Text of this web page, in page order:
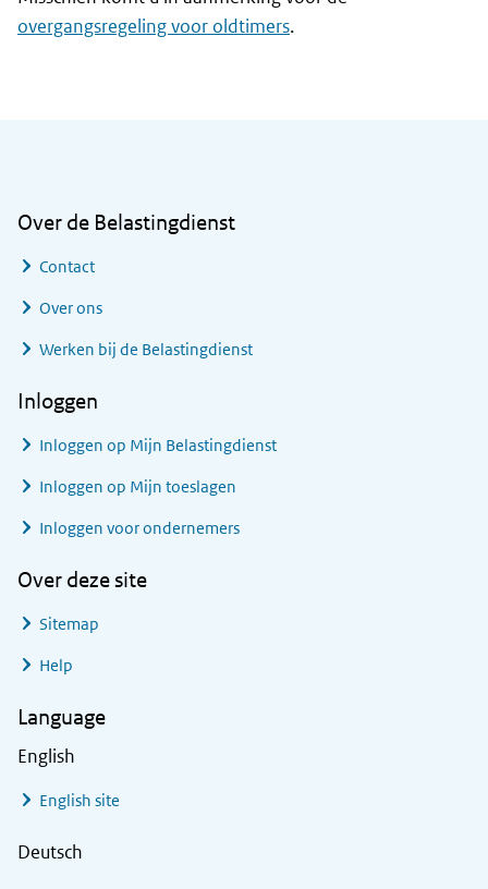
overgangsregeling voor oldtimers.
Over de Belastingdienst
Contact
Over ons
Werken bij de Belastingdienst
Inloggen
Inloggen op Mijn Belastingdienst
Inloggen op Mijn toeslagen
Inloggen voor ondernemers
Over deze site
Sitemap
Help
Language
English
English site
Deutsch